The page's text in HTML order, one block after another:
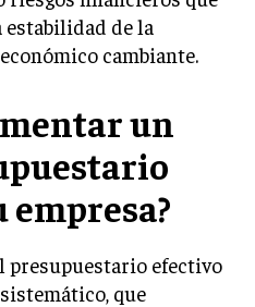
AMBIENTE
de la
cambiante.
un
efectivo
que